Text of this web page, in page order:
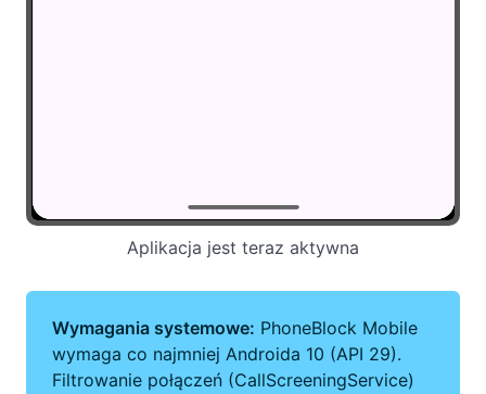
Aplikacja jest teraz aktywna
Wymagania systemowe: PhoneBlock Mobile
wymaga co najmniej Androida 10 (API 29).
Filtrowanie połączeń (CallScreeningService)